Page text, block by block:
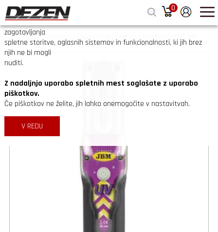
0
Domov /Trgovina
zapri
Na spletnih straneh Dezen.si uporabljamo piškotke z namenom
zagotavljanja
spletne storitve, oglasnih sistemov in funkcionalnosti, ki jih brez
njih ne bi mogli
nuditi.
Z nadaljnjo uporabo spletnih mest soglašate z uporabo
piškotkov.
Če piškotkov ne želite, jih lahko onemogočite v nastavitvah.
V REDU